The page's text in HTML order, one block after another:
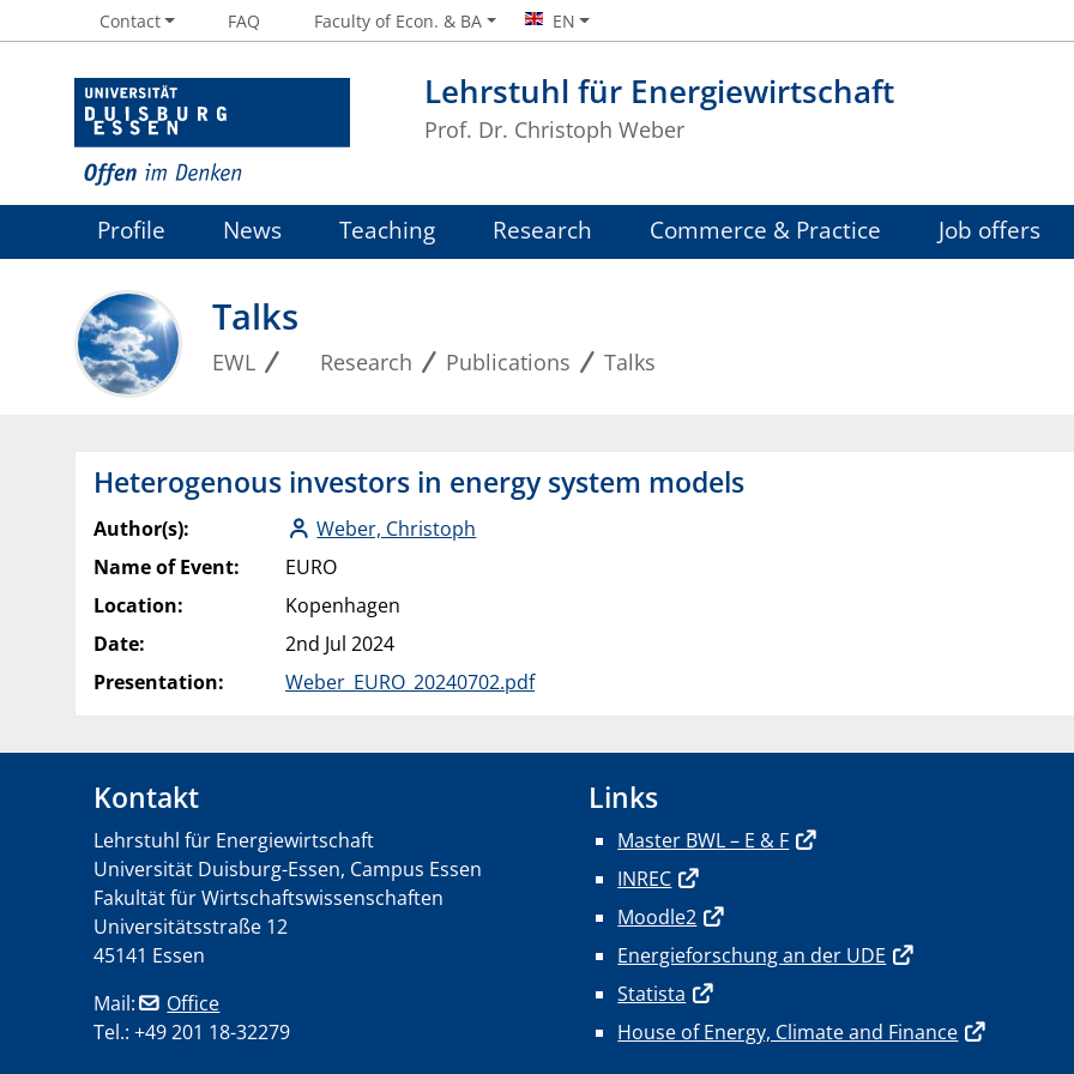
Lehrstuhl für Energiewirtschaft
Prof. Dr. Christoph Weber
Contact FAQ Faculty of Econ. & BA EN
Profile News Teaching Research Commerce & Practice Job offers
Talks
EWL Research Publications Talks
Heterogenous investors in energy system models
Author(s):
Weber, Christoph
Name of Event:
EURO
Location:
Kopenhagen
Date:
2nd Jul 2024
Presentation:
Weber_EURO_20240702.pdf
Kontakt
Lehrstuhl für Energiewirtschaft
Universität Duisburg-Essen, Campus Essen
Fakultät für Wirtschaftswissenschaften
Universitätsstraße 12
45141 Essen
Mail:
Office
Tel.: +49 201 18-32279
Links
Master BWL – E & F
INREC
Moodle2
Energieforschung an der UDE
Statista
House of Energy, Climate and Finance